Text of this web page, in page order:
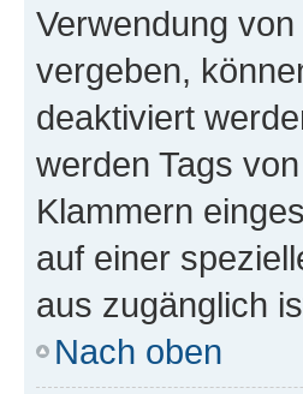
Verwendung
vergeben,
deaktiviert
werden Tags von
Klammern
auf einer
aus zugänglich
Nach oben